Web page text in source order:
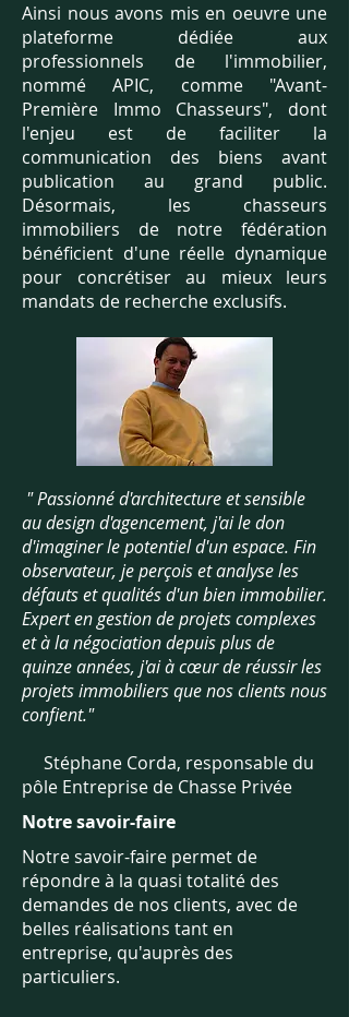
Ainsi nous avons mis en oeuvre une
plateforme dédiée aux
professionnels de l'immobilier,
nommé APIC, comme "Avant-
Première Immo Chasseurs", dont
l'enjeu est de faciliter la
communication des biens avant
publication au grand public.
Désormais, les chasseurs
immobiliers de notre fédération
bénéficient d'une réelle dynamique
pour concrétiser au mieux leurs
mandats de recherche exclusifs.
" Passionné d'architecture et sensible
au design d'agencement, j'ai le don
d'imaginer le potentiel d'un espace. Fin
observateur, je perçois et analyse les
défauts et qualités d'un bien immobilier.
Expert en gestion de projets complexes
et à la négociation depuis plus de
quinze années, j'ai à cœur de réussir les
projets immobiliers que nos clients nous
confient."
Stéphane Corda, responsable du
pôle Entreprise de Chasse Privée
Notre savoir-faire
Notre savoir-faire permet de
répondre à la quasi totalité des
demandes de nos clients, avec de
belles réalisations tant en
entreprise, qu'auprès des
particuliers.